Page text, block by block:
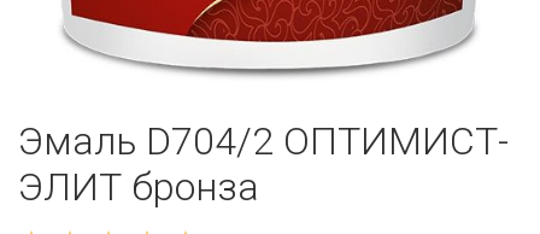
Эмаль D704/2 ОПТИМИСТ-
ЭЛИТ бронза